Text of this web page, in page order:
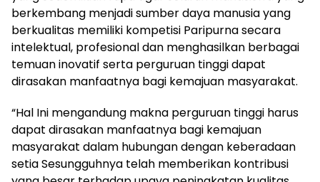
berkembang menjadi sumber daya manusia yang
berkualitas memiliki kompetisi Paripurna secara
intelektual, profesional dan menghasilkan berbagai
temuan inovatif serta perguruan tinggi dapat
dirasakan manfaatnya bagi kemajuan masyarakat.
“Hal Ini mengandung makna perguruan tinggi harus
dapat dirasakan manfaatnya bagi kemajuan
masyarakat dalam hubungan dengan keberadaan
setia Sesungguhnya telah memberikan kontribusi